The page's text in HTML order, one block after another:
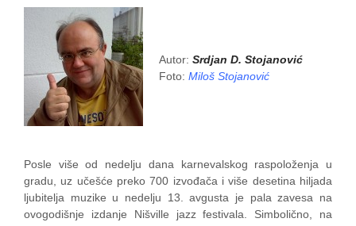
Autor: Srdjan D. Stojanović
Foto: Miloš Stojanović
Posle više od nedelju dana karnevalskog raspoloženja u
gradu, uz učešće preko 700 izvođača i više desetina hiljada
ljubitelja muzike u nedelju 13. avgusta je pala zavesa na
ovogodišnje izdanje Nišville jazz festivala. Simbolično, na